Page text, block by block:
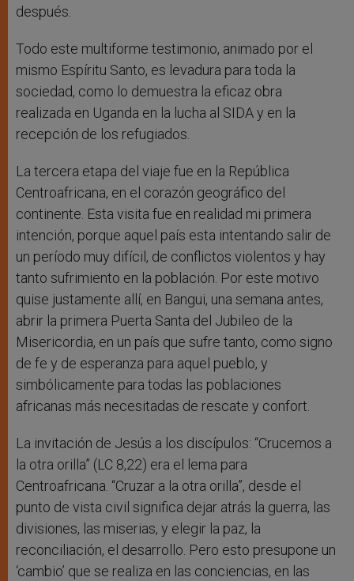
después.
Todo este multiforme testimonio, animado por el
mismo Espíritu Santo, es levadura para toda la
sociedad, como lo demuestra la eficaz obra
realizada en Uganda en la lucha al SIDA y en la
recepción de los refugiados.
La tercera etapa del viaje fue en la República
Centroafricana, en el corazón geográfico del
continente. Esta visita fue en realidad mi primera
intención, porque aquel país esta intentando salir de
un período muy difícil, de conflictos violentos y hay
tanto sufrimiento en la población. Por este motivo
quise justamente allí, en Bangui, una semana antes,
abrir la primera Puerta Santa del Jubileo de la
Misericordia, en un país que sufre tanto, como signo
de fe y de esperanza para aquel pueblo, y
simbólicamente para todas las poblaciones
africanas más necesitadas de rescate y confort.
La invitación de Jesús a los discípulos: “Crucemos a
la otra orilla” (LC 8,22) era el lema para
Centroafricana. “Cruzar a la otra orilla”, desde el
punto de vista civil significa dejar atrás la guerra, las
divisiones, las miserias, y elegir la paz, la
reconciliación, el desarrollo. Pero esto presupone un
‘cambio’ que se realiza en las conciencias, en las